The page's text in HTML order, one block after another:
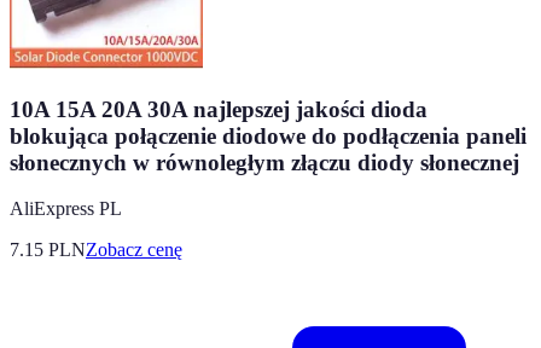
10A 15A 20A 30A najlepszej jakości dioda
blokująca połączenie diodowe do podłączenia paneli
słonecznych w równoległym złączu diody słonecznej
AliExpress PL
7.15 PLNZobacz cenę